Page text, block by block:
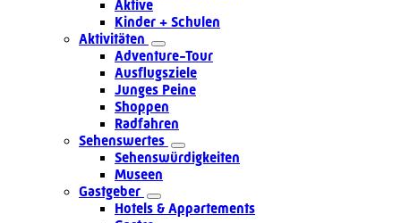
Aktive
Kinder + Schulen
Aktivitäten
Adventure-Tour
Ausflugsziele
Junges Peine
Shoppen
Radfahren
Sehenswertes
Sehenswürdigkeiten
Museen
Gastgeber
Hotels & Appartements